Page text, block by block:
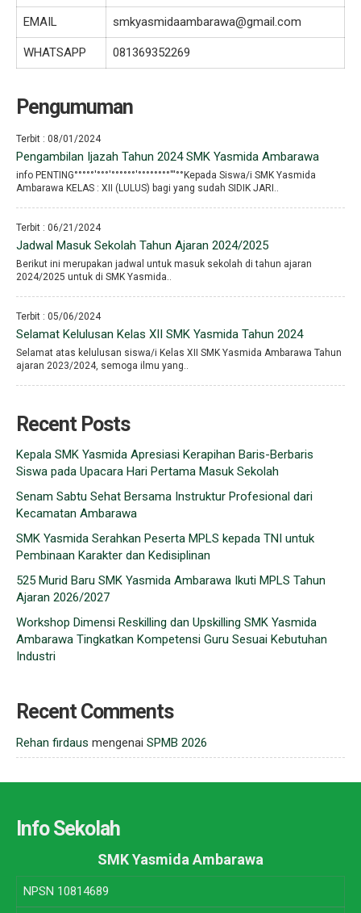
EMAIL smkyasmidaambarawa@gmail.com
WHATSAPP 081369352269
Pengumuman
Terbit : 08/01/2024
Pengambilan Ijazah Tahun 2024 SMK Yasmida Ambarawa
info PENTING°°°°°′°°°′°°°°°°′°°°°°°°°′′′°°Kepada Siswa/i SMK Yasmida
Ambarawa KELAS : XII (LULUS) bagi yang sudah SIDIK JARI..
Terbit : 06/21/2024
Jadwal Masuk Sekolah Tahun Ajaran 2024/2025
Berikut ini merupakan jadwal untuk masuk sekolah di tahun ajaran
2024/2025 untuk di SMK Yasmida..
Terbit : 05/06/2024
Selamat Kelulusan Kelas XII SMK Yasmida Tahun 2024
Selamat atas kelulusan siswa/i Kelas XII SMK Yasmida Ambarawa Tahun
ajaran 2023/2024, semoga ilmu yang..
Recent Posts
Kepala SMK Yasmida Apresiasi Kerapihan Baris-Berbaris
Siswa pada Upacara Hari Pertama Masuk Sekolah
Senam Sabtu Sehat Bersama Instruktur Profesional dari
Kecamatan Ambarawa
SMK Yasmida Serahkan Peserta MPLS kepada TNI untuk
Pembinaan Karakter dan Kedisiplinan
525 Murid Baru SMK Yasmida Ambarawa Ikuti MPLS Tahun
Ajaran 2026/2027
Workshop Dimensi Reskilling dan Upskilling SMK Yasmida
Ambarawa Tingkatkan Kompetensi Guru Sesuai Kebutuhan
Industri
Recent Comments
Rehan firdaus mengenai SPMB 2026
Info Sekolah
SMK Yasmida Ambarawa
NPSN 10814689